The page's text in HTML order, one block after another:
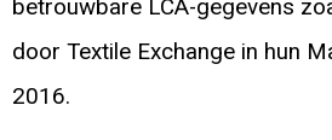
betrouwbare LCA-gegevens
door Textile Exchange in hun
2016.